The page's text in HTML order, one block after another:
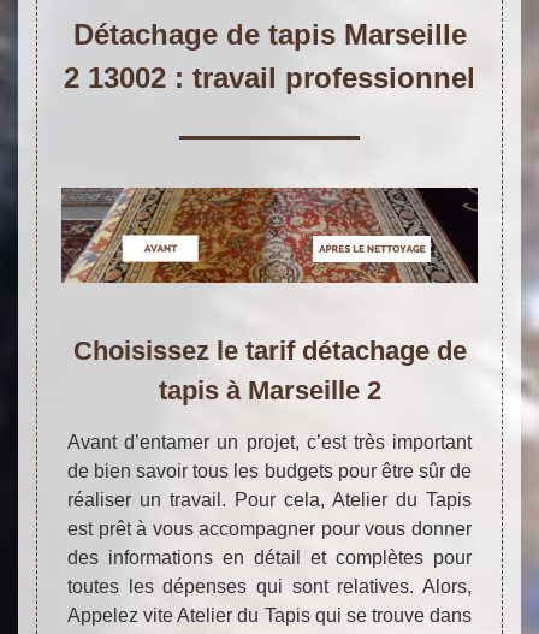
Détachage de tapis Marseille
2 13002 : travail professionnel
Choisissez le tarif détachage de
tapis à Marseille 2
Avant d’entamer un projet, c’est très important
de bien savoir tous les budgets pour être sûr de
réaliser un travail. Pour cela, Atelier du Tapis
est prêt à vous accompagner pour vous donner
des informations en détail et complètes pour
toutes les dépenses qui sont relatives. Alors,
Appelez vite Atelier du Tapis qui se trouve dans